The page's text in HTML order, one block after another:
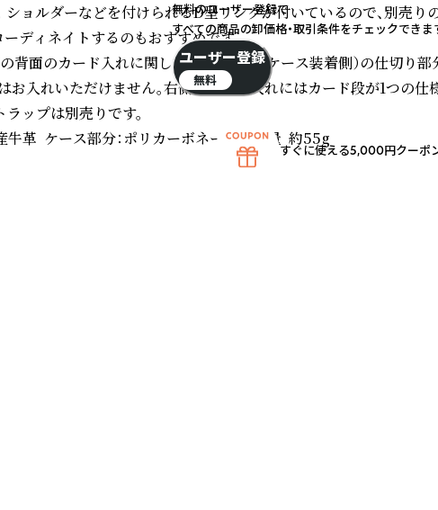
ョルダーなどを付けられるD型リングが付いているので、別売り
ディネイトするのもおすすめです。
のカード入れに関してですが左側（ケース装着側）の仕切り部
お入れいただけません。右側のカード入れにはカード段が1つの仕
ップは別売りです。
牛革  ケース部分：ポリカーボネート  ・重量  約55g
無料のユーザー登録で
すべての商品の卸価格・取引条件をチェックできま
ユーザー登録
無料
すぐに使える5,000円クーポ